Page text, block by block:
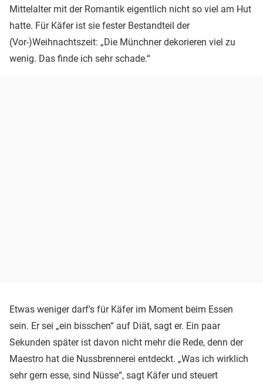
Mittelalter mit der Romantik eigentlich nicht so viel am Hut
hatte. Für Käfer ist sie fester Bestandteil der
(Vor-)Weihnachtszeit: „Die Münchner dekorieren viel zu
wenig. Das finde ich sehr schade.“
Etwas weniger darf's für Käfer im Moment beim Essen
sein. Er sei „ein bisschen“ auf Diät, sagt er. Ein paar
Sekunden später ist davon nicht mehr die Rede, denn der
Maestro hat die Nussbrennerei entdeckt. „Was ich wirklich
sehr gern esse, sind Nüsse“, sagt Käfer und steuert